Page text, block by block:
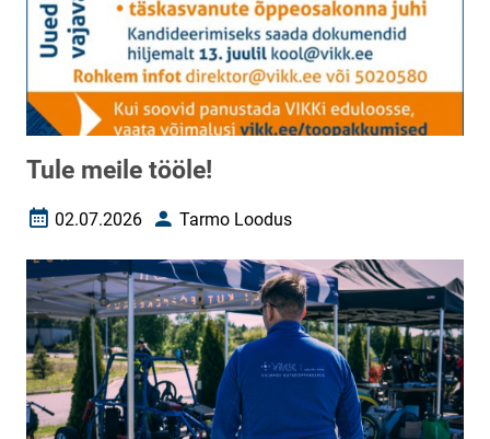
Tule meile tööle!
Loomise kuupäev
02.07.2026 AutorTarmo Loodus